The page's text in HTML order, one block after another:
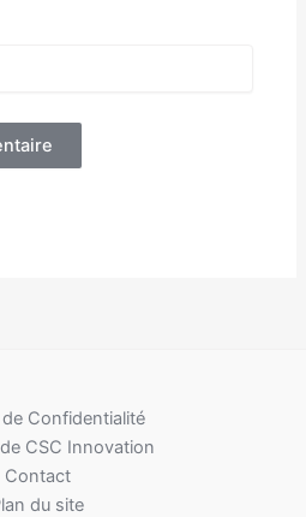
de Confidentialité
CSC Innovation
Contact
du site